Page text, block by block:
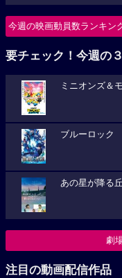
今週の映画動員数ランキン
要チェック！今週の
ミニオンズ＆
ブルーロック
あの星が降る
劇
注目の動画配信作品